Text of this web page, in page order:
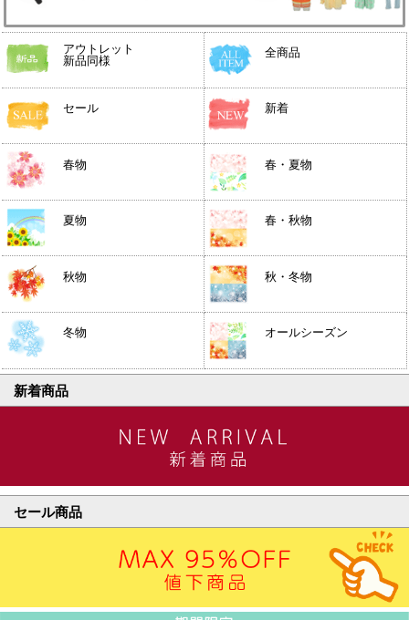
アウトレット
新品同様
全商品
セール 新着
春物 春・夏物
夏物 春・秋物
秋物 秋・冬物
冬物 オールシーズン
新着商品
セール商品